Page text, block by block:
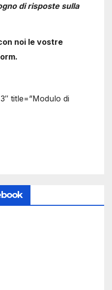
di risposte sulla
noi le vostre
title=”Modulo di